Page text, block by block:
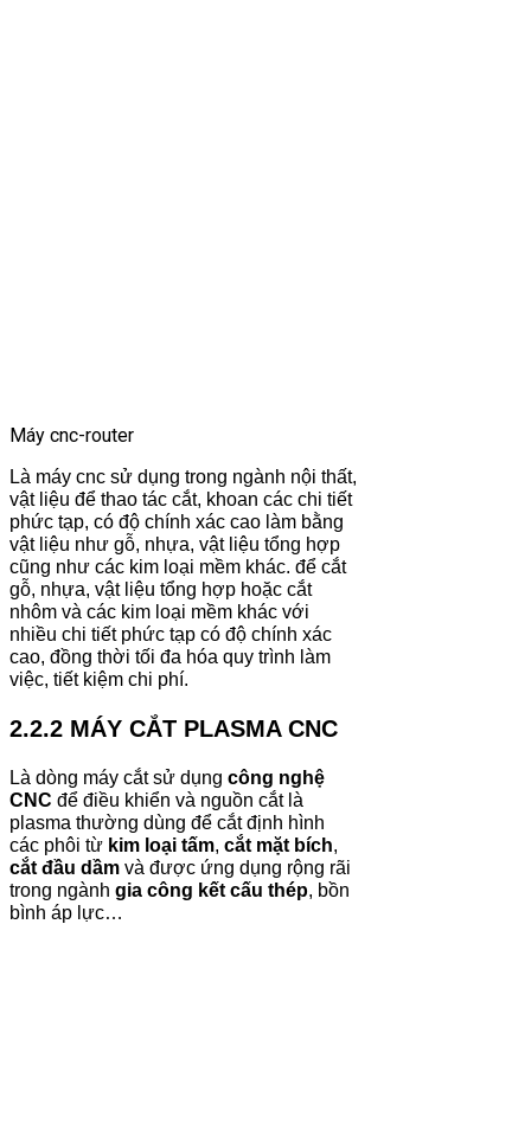
Máy cnc-router
Là máy cnc sử dụng trong ngành nội thất,
vật liệu để thao tác cắt, khoan các chi tiết
phức tạp, có độ chính xác cao làm bằng
vật liệu như gỗ, nhựa, vật liệu tổng hợp
cũng như các kim loại mềm khác. để cắt
gỗ, nhựa, vật liệu tổng hợp hoặc cắt
nhôm và các kim loại mềm khác với
nhiều chi tiết phức tạp có độ chính xác
cao, đồng thời tối đa hóa quy trình làm
việc, tiết kiệm chi phí.
2.2.2 MÁY CẮT PLASMA CNC
Là dòng máy cắt sử dụng công nghệ
CNC để điều khiển và nguồn cắt là
plasma thường dùng để cắt định hình
các phôi từ kim loại tấm, cắt mặt bích,
cắt đầu dầm và được ứng dụng rộng rãi
trong ngành gia công kết cấu thép, bồn
bình áp lực…